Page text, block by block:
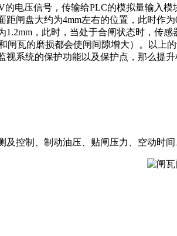
压信号，传输给PLC的模拟量输入模
闸盘大约为4mm左右的位置，此时作
，此时，当处于合闸状态时，传感
闸瓦的磨损都会使闸间隙增大）。以
统的保护功能以及保护点，那么提
制、制动油压、贴闸压力、空动时间